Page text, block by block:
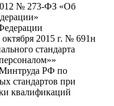
№ 273-ФЗ «Об
2015 г. № 691н
стандарта
РФ по
стандартов при
квалификаций